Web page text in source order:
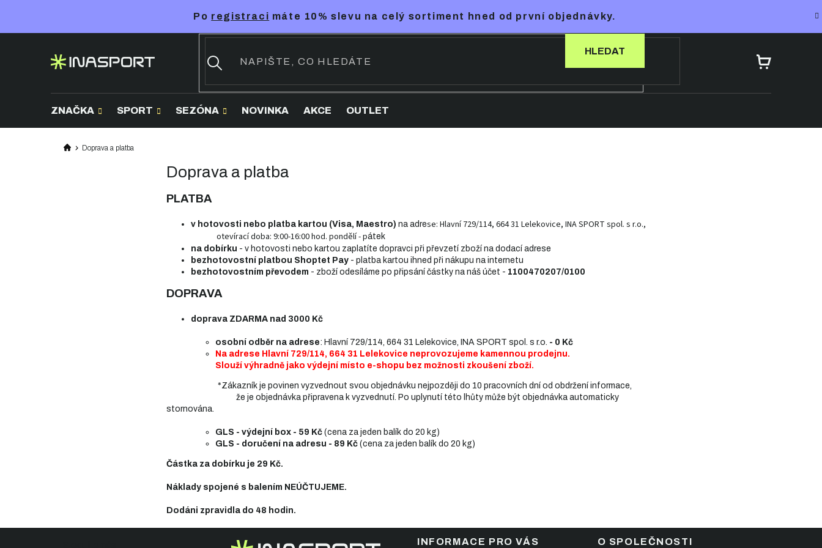
Po registraci máte 10% slevu na celý sortiment hned od první objednávky.
HLEDAT
NÁKUPNÍ
ZNAČKA SPORT SEZÓNA NOVINKA AKCE OUTLET
Doprava a platba
Doprava a platba
PLATBA
v hotovosti nebo platba kartou (Visa, Maestro) na adrese: Hlavní 729/114, 664 31 Lelekovice, INA SPORT spol. s r.o.,
otevírací doba: 9:00-16:00 hod. pondělí - pátek
na dobírku - v hotovosti nebo kartou zaplatíte dopravci při převzetí zboží na dodací adrese
bezhotovostní platbou Shoptet Pay - platba kartou ihned při nákupu na internetu
bezhotovostním převodem - zboží odesíláme po připsání částky na náš účet - 1100470207/0100
DOPRAVA
doprava ZDARMA nad 3000 Kč
osobní odběr na adrese: Hlavní 729/114, 664 31 Lelekovice, INA SPORT spol. s r.o. - 0 Kč
Na adrese Hlavní 729/114, 664 31 Lelekovice neprovozujeme kamennou prodejnu.
Slouží výhradně jako výdejní místo e-shopu bez možnosti zkoušení zboží.
*Zákazník je povinen vyzvednout svou objednávku nejpozději do 10 pracovních dní od obdržení informace,
že je objednávka připravena k vyzvednutí. Po uplynutí této lhůty může být objednávka automaticky
stornována.
GLS - výdejní box - 59 Kč (cena za jeden balík do 20 kg)
GLS - doručení na adresu - 89 Kč (cena za jeden balík do 20 kg)
Částka za dobírku je 29 Kč.
Náklady spojené s balením NEÚČTUJEME.
Dodáni zpravidla do 48 hodin.
INFORMACE PRO VÁS O SPOLEČNOSTI